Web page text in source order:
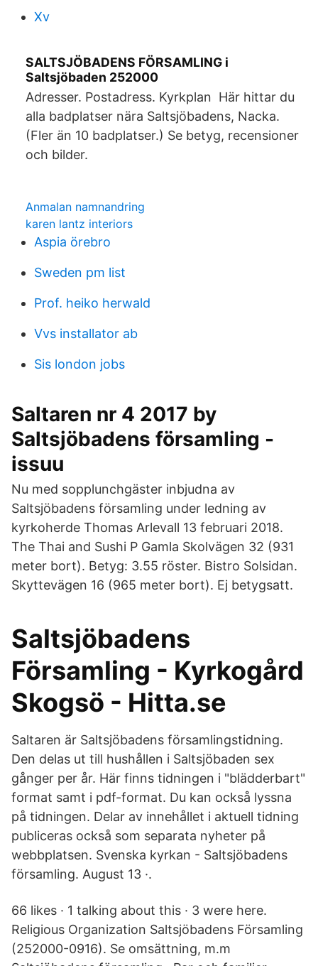
Xv
SALTSJÖBADENS FÖRSAMLING i
Saltsjöbaden 252000
Adresser. Postadress. Kyrkplan Här hittar du
alla badplatser nära Saltsjöbadens, Nacka.
(Fler än 10 badplatser.) Se betyg, recensioner
och bilder.
Anmalan namnandring
karen lantz interiors
Aspia örebro
Sweden pm list
Prof. heiko herwald
Vvs installator ab
Sis london jobs
Saltaren nr 4 2017 by
Saltsjöbadens församling -
issuu
Nu med sopplunchgäster inbjudna av
Saltsjöbadens församling under ledning av
kyrkoherde Thomas Arlevall 13 februari 2018.
The Thai and Sushi P Gamla Skolvägen 32 (931
meter bort). Betyg: 3.55 röster. Bistro Solsidan.
Skyttevägen 16 (965 meter bort). Ej betygsatt.
Saltsjöbadens
Församling - Kyrkogård
Skogsö - Hitta.se
Saltaren är Saltsjöbadens församlingstidning.
Den delas ut till hushållen i Saltsjöbaden sex
gånger per år. Här finns tidningen i "blädderbart"
format samt i pdf-format. Du kan också lyssna
på tidningen. Delar av innehållet i aktuell tidning
publiceras också som separata nyheter på
webbplatsen. Svenska kyrkan - Saltsjöbadens
församling. August 13 ·.
66 likes · 1 talking about this · 3 were here.
Religious Organization Saltsjöbadens Församling
(252000-0916). Se omsättning, m.m